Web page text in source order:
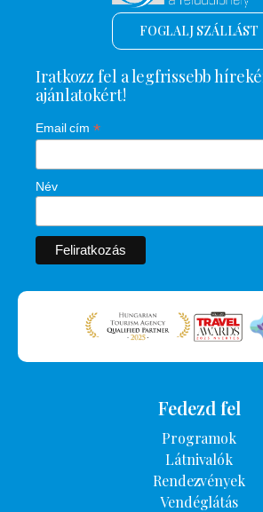
FOGLALJ SZÁLLÁST
Iratkozz fel a legfrissebb
ajánlatokért!
Email cím *
Név
Fedezd fel
Programok
Látnivalók
Rendezvények
Vendéglátás